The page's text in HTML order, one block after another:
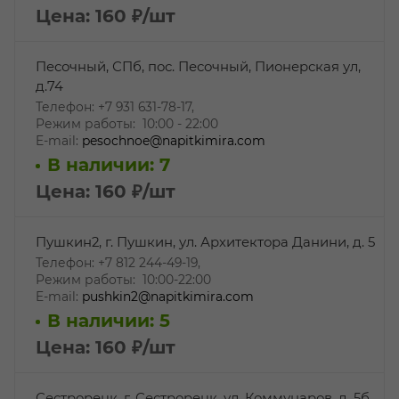
Цена: 160 ₽/шт
Песочный, СПб, пос. Песочный, Пионерская ул,
д.74
Телефон: ‎+7 931 631-78-17,
Режим работы: 10:00 - 22:00
E-mail: pesochnoe@napitkimira.com
В наличии: 7
Цена: 160 ₽/шт
Пушкин2, г. Пушкин, ул. Архитектора Данини, д. 5
Телефон: +7 812 244-49-19,
Режим работы: 10:00-22:00
E-mail: pushkin2@napitkimira.com
В наличии: 5
Цена: 160 ₽/шт